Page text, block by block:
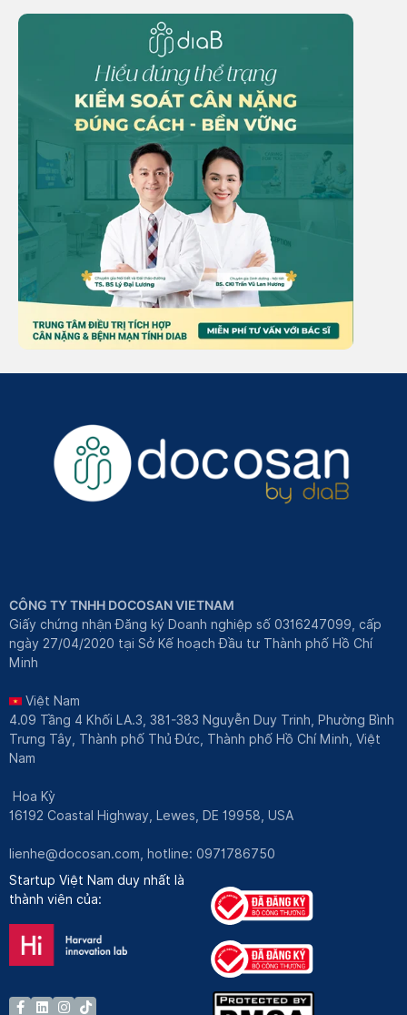
CÔNG TY TNHH DOCOSAN VIETNAM
Giấy chứng nhận Đăng ký Doanh nghiệp số 0316247099, cấp
ngày 27/04/2020 tại Sở Kế hoạch Đầu tư Thành phố Hồ Chí
Minh
Việt Nam
4.09 Tầng 4 Khối LA.3, 381-383 Nguyễn Duy Trinh, Phường Bình
Trưng Tây, Thành phố Thủ Đức, Thành phố Hồ Chí Minh, Việt
Nam
Hoa Kỳ
16192 Coastal Highway, Lewes, DE 19958, USA
lienhe@docosan.com, hotline: 0971786750
Startup Việt Nam duy nhất là
thành viên của: